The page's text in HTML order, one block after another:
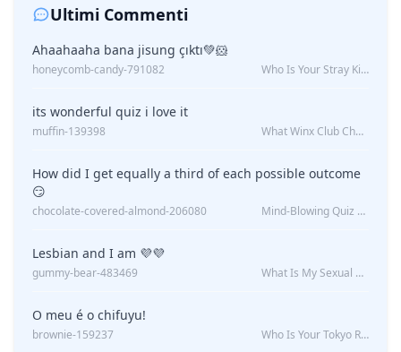
Ultimi Commenti
Ahaahaaha bana jisung çıktı💚🐹
honeycomb-candy-791082 Who Is Your Stray Kids Boyfriend?
its wonderful quiz i love it
muffin-139398 What Winx Club Character Are You?
How did I get equally a third of each possible outcome
😏
chocolate-covered-almond-206080 Mind-Blowing Quiz Reveals: Will I Be Alone Forever?
Lesbian and I am 💜💜
gummy-bear-483469 What Is My Sexual Orientation: Uncovered
O meu é o chifuyu!
brownie-159237 Who Is Your Tokyo Revengers Boyfriend?